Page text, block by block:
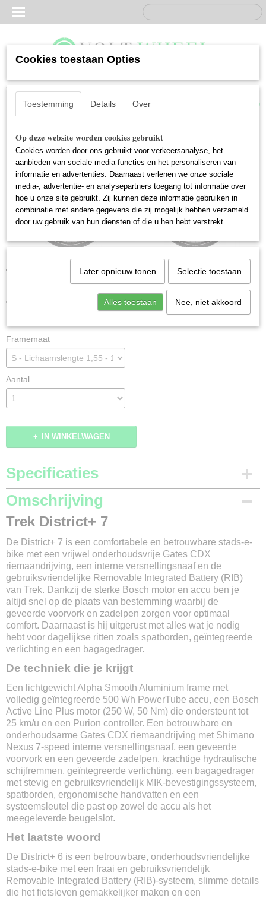
Inloggen Registreren
UW WINKELWAGEN
(0)
Trek District+ 7 Lowstep
€ 3499,00 € 3199,00 (inclusief btw 21%)
Framemaat
Aantal
IN WINKELWAGEN
Specificaties
Productcode
75-165
Merk
Model
District+ 7
Modeljaar
2022
Framemaat
S / M / L / XL
Kleur
Antraciet
Versnellingen
Shimano nexus 7
Aluminium
Aandrijving
Gates Carbon Drive CDX
Max. snelheid
25 km/u
Gewicht
24 kg excl. accu
Wielmaat
28 inch
Soort accu
Lithium-ion
Accu capaciteit
Actieradius
Tot 160 km
Uitneembare accu
Omschrijving
Trek District+ 7
De District+ 7 is een comfortabele en betrouwbare stads-e-
bike met een vrijwel onderhoudsvrije Gates CDX
riemaandrijving, een interne versnellingsnaaf en de
gebruiksvriendelijke Removable Integrated Battery (RIB)
van Trek. Dankzij de sterke Bosch motor en accu ben je
altijd snel op de plaats van bestemming waarbij de
geveerde voorvork en zadelpen zorgen voor optimaal
comfort. Daarnaast is hij uitgerust met alles wat je nodig
hebt voor dagelijkse ritten zoals spatborden, geïntegreerde
verlichting en een bagagedrager.
De techniek die je krijgt
Een lichtgewicht Alpha Smooth Aluminium frame met
volledig geïntegreerde 500 Wh PowerTube accu, een Bosch
Active Line Plus motor (250 W, 50 Nm) die ondersteunt tot
25 km/u en een Purion controller. Een betrouwbare en
onderhoudsarme Gates CDX riemaandrijving met Shimano
Nexus 7-speed interne versnellingsnaaf, een geveerde
voorvork en een geveerde zadelpen, krachtige hydraulische
schijfremmen, geïntegreerde verlichting, een bagagedrager
met stevig en gebruiksvriendelijk MIK-bevestigingssysteem,
spatborden, ergonomische handvatten en een
systeemsleutel die past op zowel de accu als het
meegeleverde beugelslot.
Het laatste woord
De District+ 6 is een betrouwbare, onderhoudsvriendelijke
stads-e-bike met een fraai en gebruiksvriendelijk
Removable Integrated Battery (RIB)-systeem, slimme details
die het fietsleven gemakkelijker maken en een
Cookies toestaan Opties
Toestemming Details Over
Op deze website worden cookies gebruikt
Cookies worden door ons gebruikt voor verkeersanalyse, het
aanbieden van sociale media-functies en het personaliseren van
informatie en advertenties. Daarnaast verlenen we onze sociale
media-, advertentie- en analysepartners toegang tot informatie over
hoe u onze site gebruikt. Zij kunnen deze informatie gebruiken in
combinatie met andere gegevens die zij mogelijk hebben verzameld
door uw gebruik van hun diensten of die u hen hebt verstrekt.
Later opnieuw tonen Selectie toestaan
Alles toestaan Nee, niet akkoord